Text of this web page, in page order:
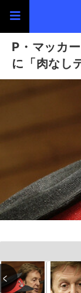
P・マッカ
に「肉なし